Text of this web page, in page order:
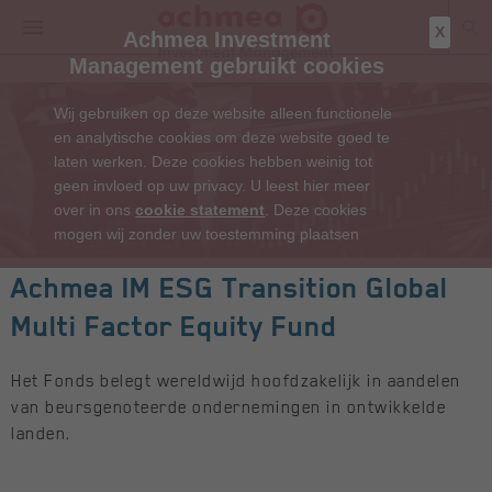
Achmea Investment
Management gebruikt cookies
Wij gebruiken op deze website alleen functionele
en analytische cookies om deze website goed te
laten werken. Deze cookies hebben weinig tot
geen invloed op uw privacy. U leest hier meer
over in ons cookie statement . Deze cookies
mogen wij zonder uw toestemming plaatsen
X
Achmea IM ESG Transition Global
Multi Factor Equity Fund
Het Fonds belegt wereldwijd hoofdzakelijk in aandelen
van beursgenoteerde ondernemingen in ontwikkelde
landen.